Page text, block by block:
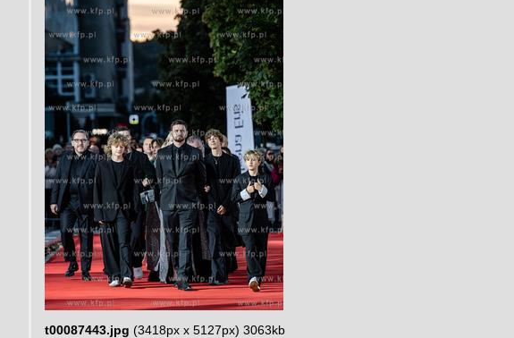
t00087443.jpg (3418px x 5127px) 3063kb